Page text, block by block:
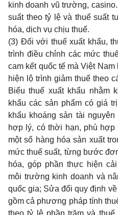
kinh doanh vũ trường,
suất theo tỷ lệ và thuế suất
hóa, dịch vụ chịu thuế.
(3) Đối với thuế xuất khẩu,
trình điều chỉnh các mức
cam kết quốc tế mà Việt
hiện lộ trình giảm thuế theo
Biểu thuế xuất khẩu nhằm
khẩu các sản phẩm có giá
khẩu khoáng sản tài
hợp lý, có thời hạn, phù
một số hàng hóa sản xuất
mức thuế suất, từng bước
hóa, góp phần thực hiện
môi trường kinh doanh và
quốc gia; Sửa đổi quy định
gồm cả phương pháp tính
theo tỷ lệ phần trăm và